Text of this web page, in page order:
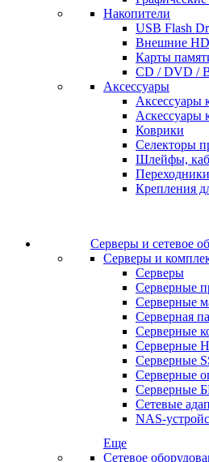
Накопители
USB Flash
Внешние
Карты
CD / DVD /
Аксессуары
Аксессуары
Аскессуары
Коврики
Селекторы
Шлейфы,
Переходники
Крепления
Серверы и сетевое
Серверы и
Серверы
Серверные
Серверные
Серверная
Серверные
Серверные
Серверные
Серверные
Серверные
Сетевые
NAS-
Еще
Сетевое